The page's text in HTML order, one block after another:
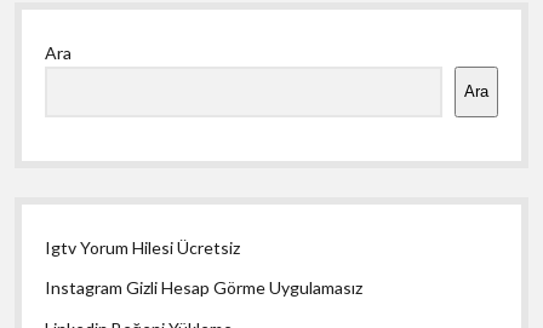
Yan
Menü
Ara
Ara
Igtv Yorum Hilesi Ücretsiz
Instagram Gizli Hesap Görme Uygulamasız